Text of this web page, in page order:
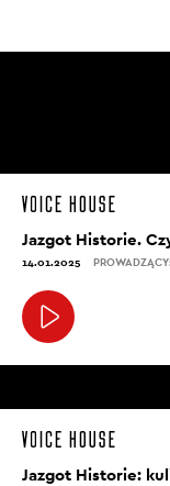
Jazgot Historie.
14.01.2025
Jazgot Historie: